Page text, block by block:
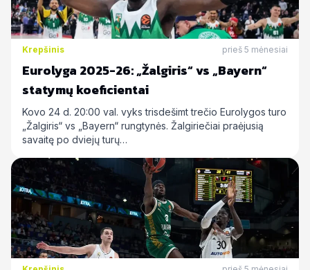
Krepšinis prieš 5 mėnesiai
Eurolyga 2025-26: „Žalgiris“ vs „Bayern“
statymų koeficientai
Kovo 24 d. 20:00 val. vyks trisdešimt trečio Eurolygos turo
„Žalgiris“ vs „Bayern“ rungtynės. Žalgiriečiai praėjusią
savaitę po dviejų turų…